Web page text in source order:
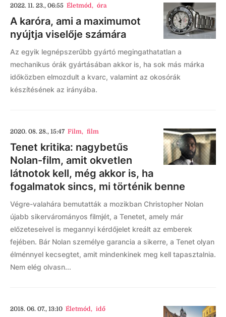
2022. 11. 23., 06:55 Életmód, óra
A karóra, ami a maximumot
nyújtja viselője számára
Az egyik legnépszerűbb gyártó megingathatatlan a
mechanikus órák gyártásában akkor is, ha sok más márka
időközben elmozdult a kvarc, valamint az okosórák
készítésének az irányába.
2020. 08. 28., 15:47 Film, film
Tenet kritika: nagybetűs
Nolan-film, amit okvetlen
látnotok kell, még akkor is, ha
fogalmatok sincs, mi történik benne
Végre-valahára bemutatták a mozikban Christopher Nolan
újabb sikervárományos filmjét, a Tenetet, amely már
előzeteseivel is megannyi kérdőjelet kreált az emberek
fejében. Bár Nolan személye garancia a sikerre, a Tenet olyan
élménnyel kecsegtet, amit mindenkinek meg kell tapasztalnia.
Nem elég olvasn...
2018. 06. 07., 13:10 Életmód, idő